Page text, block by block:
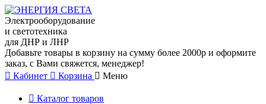
Электрооборудование
и светотехника
для ДНР и ЛНР
Добавьте товары в корзину на сумму более 2000р и оформите
заказ, с Вами свяжется, менеджер!
Кабинет
Корзина Меню
Каталог товаров